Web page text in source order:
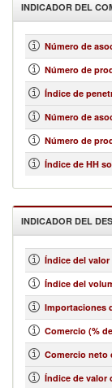
INDICADOR DEL
Número de
Número de
Índice de
Número de
Número de
Índice de HH
INDICADOR DEL
Índice del valor
Índice del
Importaciones
Comercio (%
Comercio neto
Índice de valor